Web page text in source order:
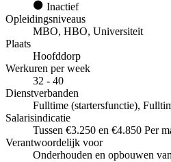
Inactief
Opleidingsniveaus
MBO, HBO, Universiteit
Plaats
Hoofddorp
Werkuren per week
32 - 40
Dienstverbanden
Fulltime (startersfunctie),
Salarisindicatie
Tussen €3.250 en €4.850 Per
Verantwoordelijk voor
Onderhouden en opbouwen